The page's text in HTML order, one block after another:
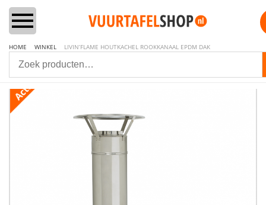
Vuurtafels
Aanbiedingen Sets
HOME WINKEL LIVIN’FLAME HOUTKACHEL ROOKKANAAL EPDM DAK